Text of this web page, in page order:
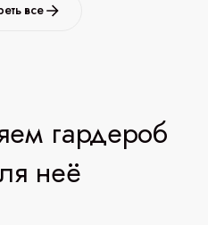
все
гардероб
неё